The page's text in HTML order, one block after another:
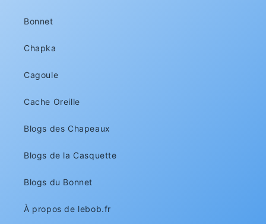
Bonnet
Chapka
Cagoule
Cache Oreille
Blogs des Chapeaux
Blogs de la Casquette
Blogs du Bonnet
À propos de lebob.fr